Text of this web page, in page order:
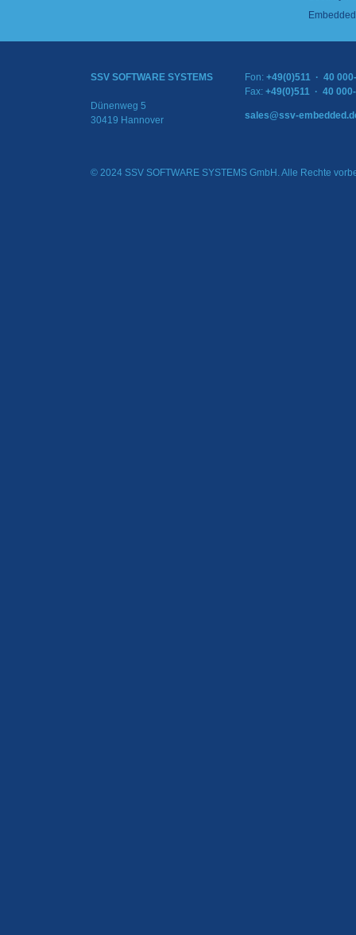
SSV SOFTWARE SYSTEMS
Dünenweg 5
30419 Hannover
Fon: +49(0)511 · 40
Fax: +49(0)511 · 40
sales@ssv-
© 2024 SSV SOFTWARE SYSTEMS GmbH. Alle Rechte